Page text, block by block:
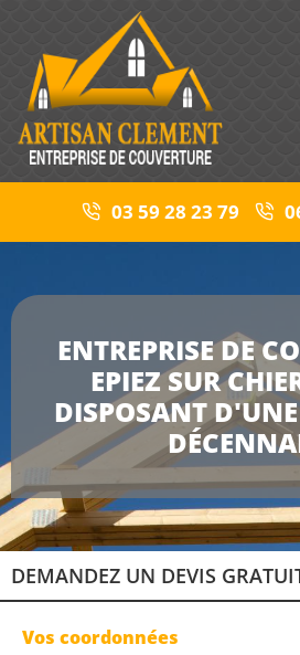
03 59 28 23 79
ENTREPRISE DE
EPIEZ SUR
DISPOSANT
DEMANDEZ UN DEVIS
Vos coordonnées